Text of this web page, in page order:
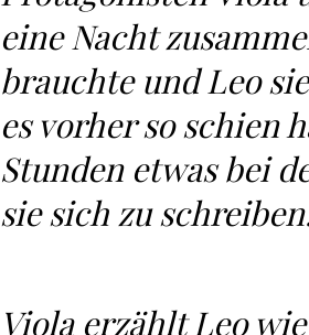
eine Nacht
brauchte und Leo
es vorher so schien
Stunden etwas bei
sie sich zu
Viola erzählt Leo